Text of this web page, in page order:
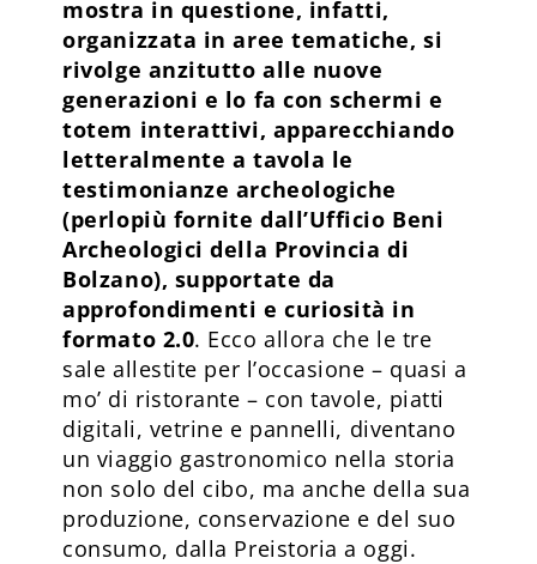
mostra in questione, infatti,
organizzata in aree tematiche, si
rivolge anzitutto alle nuove
generazioni e lo fa con schermi e
totem interattivi, apparecchiando
letteralmente a tavola le
testimonianze archeologiche
(perlopiù fornite dall’Ufficio Beni
Archeologici della Provincia di
Bolzano), supportate da
approfondimenti e curiosità in
formato 2.0. Ecco allora che le tre
sale allestite per l’occasione – quasi a
mo’ di ristorante – con tavole, piatti
digitali, vetrine e pannelli, diventano
un viaggio gastronomico nella storia
non solo del cibo, ma anche della sua
produzione, conservazione e del suo
consumo, dalla Preistoria a oggi.